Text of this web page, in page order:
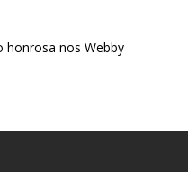
honrosa nos Webby